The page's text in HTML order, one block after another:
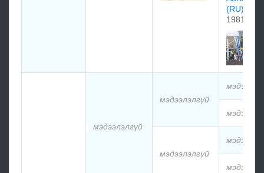
(RU)
1981
мэдээлэлгүй
мэдээлэлгүй
мэдээлэлгүй